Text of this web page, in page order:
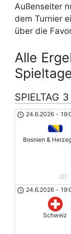
Außenseiter
dem Turnier
über die
Alle
SPIELTAG 3
24.6.2026 -
Bosnien &
24.6.2026 -
Schweiz